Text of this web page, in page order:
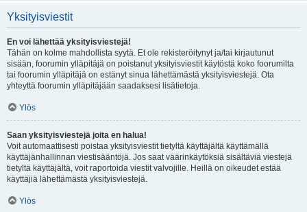
Yksityisviestit
En voi lähettää yksityisviestejä!
Tähän on kolme mahdollista syytä. Et ole rekisteröitynyt ja/tai kirjautunut
sisään, foorumin ylläpitäjä on poistanut yksityisviestit käytöstä koko foorumilta
tai foorumin ylläpitäjä on estänyt sinua lähettämästä yksityisviestejä. Ota
yhteyttä foorumin ylläpitäjään saadaksesi lisätietoja.
Ylös
Saan yksityisviestejä joita en halua!
Voit automaattisesti poistaa yksityisviestit tietyltä käyttäjältä käyttämällä
käyttäjänhallinnan viestisääntöjä. Jos saat väärinkäytöksiä sisältäviä viestejä
tietyltä käyttäjältä, voit raportoida viestit valvojille. Heillä on oikeudet estää
käyttäjiä lähettämästä yksityisviestejä.
Ylös